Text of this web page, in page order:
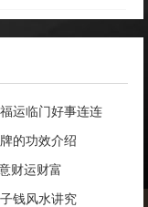
运临门好事连连
的功效介绍
财运财富
钱风水讲究